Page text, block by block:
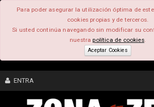
Para poder asegurar la utilización óptima de
cookies propias y de terceros.
Si usted continúa navegando sin modificar su
nuestrapolítica de cookies.
Aceptar Cookies
ENTRA